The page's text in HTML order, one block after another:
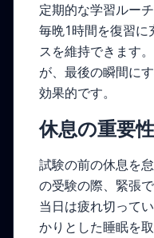
定期的な学習ルー
毎晩1時間を復習に
スを維持できます
が、最後の瞬間に
効果的です。
休息の重要性
試験の前の休息を
の受験の際、緊張
当日は疲れ切って
かりとした睡眠を